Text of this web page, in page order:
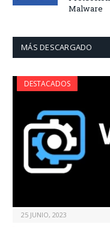
Malware
MÁS DESCARGADO
DESTACADOS
25 JUNIO, 2023